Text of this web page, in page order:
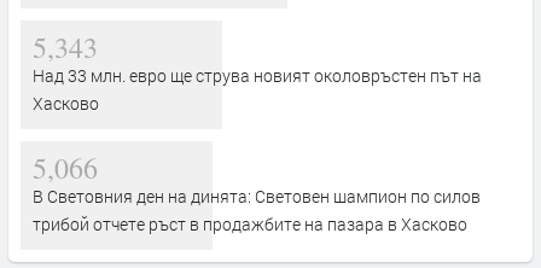
5,343
Над 33 млн. евро ще струва новият околовръстен път на
Хасково
5,066
В Световния ден на динята: Световен шампион по силов
трибой отчете ръст в продажбите на пазара в Хасково